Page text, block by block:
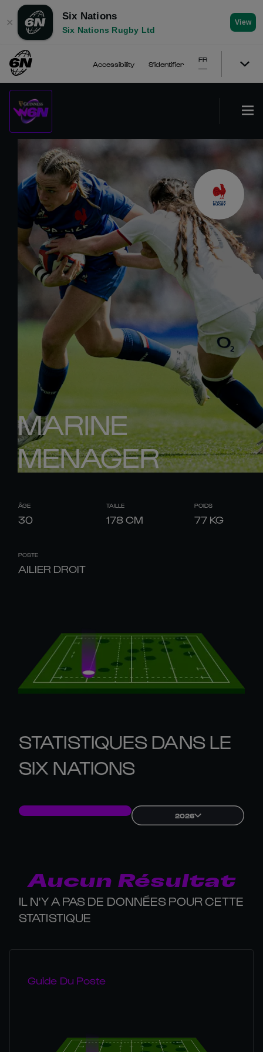
✕
Six Nations
Six Nations Rugby Ltd
View
Accessibility S'identifier
FR
MARINE
MENAGER
ÂGE
30
TAILLE
178CM
POIDS
77 KG
POSTE
AILIER DROIT
STATISTIQUES DANS LE
SIX NATIONS
2026
Aucun Résultat
IL N'Y A PAS DE DONNÉES POUR CETTE
STATISTIQUE
Guide Du Poste